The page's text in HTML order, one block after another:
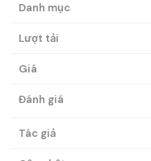
Danh mục
Lượt tải
Giá
Đánh giá
Tác giả